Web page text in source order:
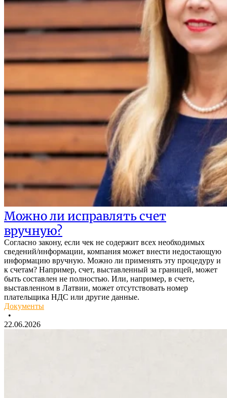
Можно ли исправлять счет
вручную?
Согласно закону, если чек не содержит всех необходимых
сведений/информации, компания может внести недостающую
информацию вручную. Можно ли применять эту процедуру и
к счетам? Например, счет, выставленный за границей, может
быть составлен не полностью. Или, например, в счете,
выставленном в Латвии, может отсутствовать номер
плательщика НДС или другие данные.
Документы
•
22.06.2026